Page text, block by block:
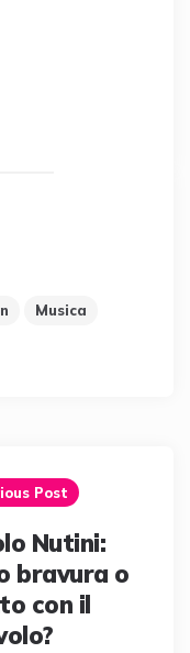
Musica
Post
Nutini:
bravura o
con il